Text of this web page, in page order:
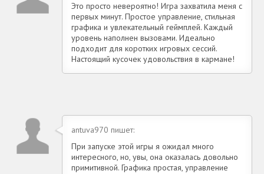
Это просто невероятно! Игра захватила меня с
первых минут. Простое управление, стильная
графика и увлекательный геймплей. Каждый
уровень наполнен вызовами. Идеально
подходит для коротких игровых сессий.
Настоящий кусочек удовольствия в кармане!
antuva970 пишет:
При запуске этой игры я ожидал много
интересного, но, увы, она оказалась довольно
примитивной. Графика простая, управление